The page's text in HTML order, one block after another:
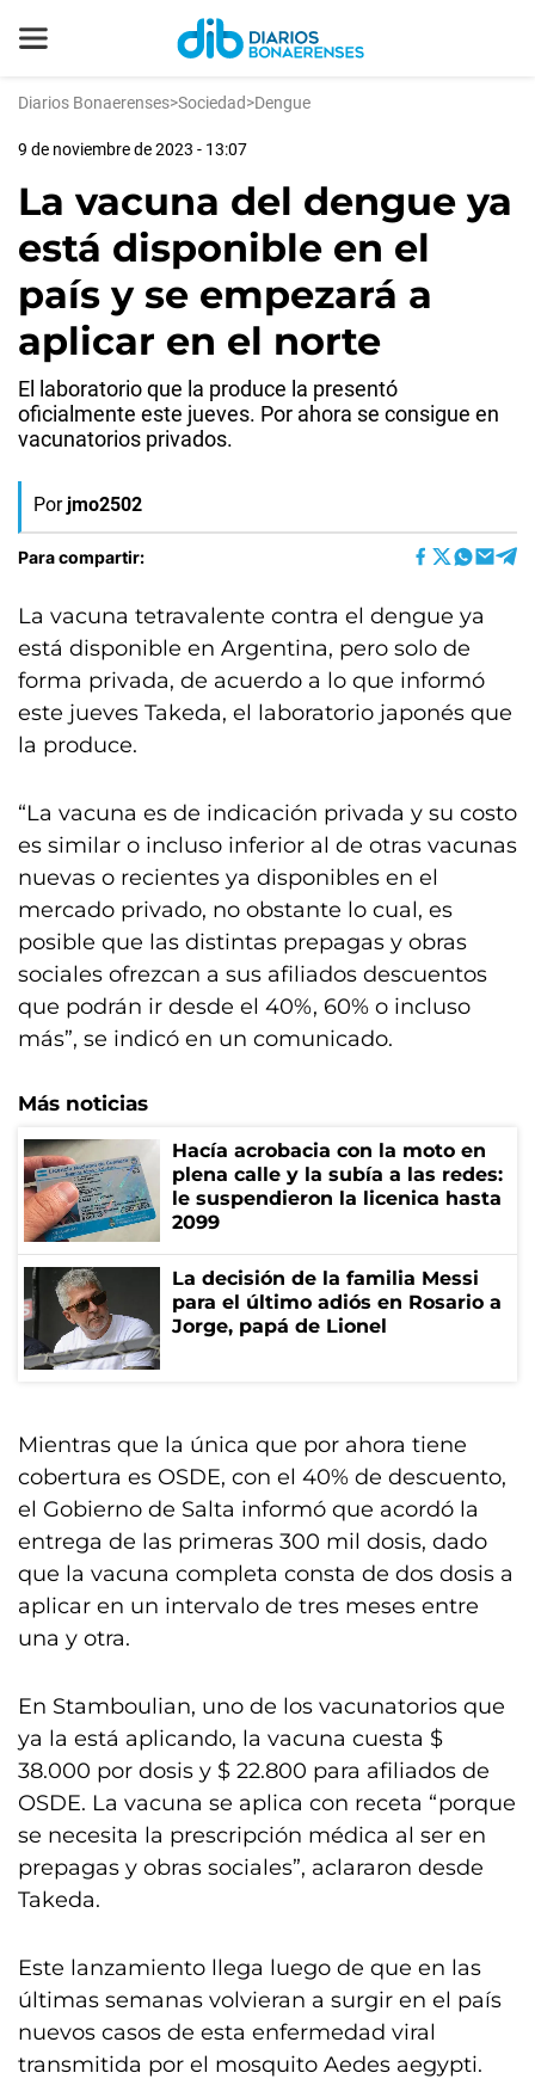
Diarios Bonaerenses>Sociedad>Dengue
9 de noviembre de 2023 - 13:07
La vacuna del dengue ya
está disponible en el
país y se empezará a
aplicar en el norte
El laboratorio que la produce la presentó
oficialmente este jueves. Por ahora se consigue en
vacunatorios privados.
Por jmo2502
Para compartir:
La vacuna tetravalente contra el dengue ya
está disponible en Argentina, pero solo de
forma privada, de acuerdo a lo que informó
este jueves Takeda, el laboratorio japonés que
la produce.
“La vacuna es de indicación privada y su costo
es similar o incluso inferior al de otras vacunas
nuevas o recientes ya disponibles en el
mercado privado, no obstante lo cual, es
posible que las distintas prepagas y obras
sociales ofrezcan a sus afiliados descuentos
que podrán ir desde el 40%, 60% o incluso
más”, se indicó en un comunicado.
Más noticias
Hacía acrobacia con la moto en
plena calle y la subía a las redes:
le suspendieron la licenica hasta
2099
La decisión de la familia Messi
para el último adiós en Rosario a
Jorge, papá de Lionel
Mientras que la única que por ahora tiene
cobertura es OSDE, con el 40% de descuento,
el Gobierno de Salta informó que acordó la
entrega de las primeras 300 mil dosis, dado
que la vacuna completa consta de dos dosis a
aplicar en un intervalo de tres meses entre
una y otra.
En Stamboulian, uno de los vacunatorios que
ya la está aplicando, la vacuna cuesta $
38.000 por dosis y $ 22.800 para afiliados de
OSDE. La vacuna se aplica con receta “porque
se necesita la prescripción médica al ser en
prepagas y obras sociales”, aclararon desde
Takeda.
Este lanzamiento llega luego de que en las
últimas semanas volvieran a surgir en el país
nuevos casos de esta enfermedad viral
transmitida por el mosquito Aedes aegypti.